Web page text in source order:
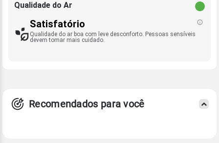
Qualidade do Ar
Satisfatório
Qualidade do ar boa com leve desconforto. Pessoas sensíveis
devem tomar mais cuidado.
Recomendados para você